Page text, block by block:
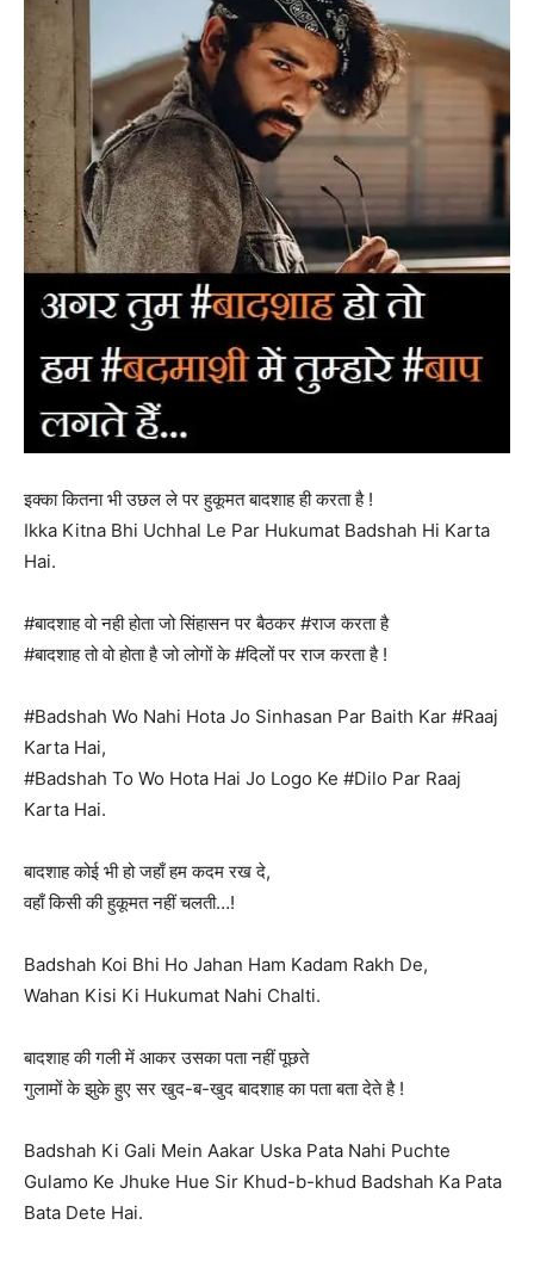
इक्का कितना भी उछल ले पर हुकूमत बादशाह ही करता है !
Ikka Kitna Bhi Uchhal Le Par Hukumat Badshah Hi Karta
Hai.
#बादशाह वो नही होता जो सिंहासन पर बैठकर #राज करता है
#बादशाह तो वो होता है जो लोगों के #दिलों पर राज करता है !
#Badshah Wo Nahi Hota Jo Sinhasan Par Baith Kar #Raaj
Karta Hai,
#Badshah To Wo Hota Hai Jo Logo Ke #Dilo Par Raaj
Karta Hai.
बादशाह कोई भी हो जहाँ हम कदम रख दे,
वहाँ किसी की हुकूमत नहीं चलती…!
Badshah Koi Bhi Ho Jahan Ham Kadam Rakh De,
Wahan Kisi Ki Hukumat Nahi Chalti.
बादशाह की गली में आकर उसका पता नहीं पूछते
गुलामों के झुके हुए सर खुद-ब-खुद बादशाह का पता बता देते है !
Badshah Ki Gali Mein Aakar Uska Pata Nahi Puchte
Gulamo Ke Jhuke Hue Sir Khud-b-khud Badshah Ka Pata
Bata Dete Hai.